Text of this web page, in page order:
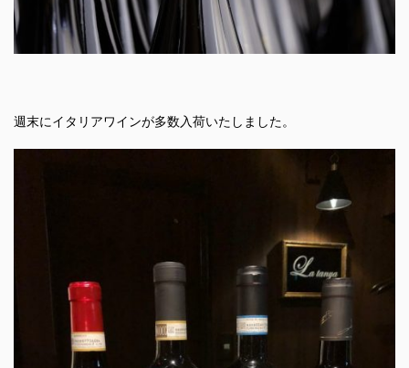
週末にイタリアワインが多数入荷いたしました。